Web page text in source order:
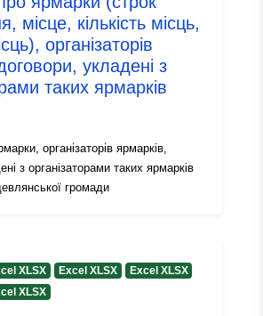
місце, кількість місць,
організаторів
укладені з
таких ярмарків
організаторів ярмарків,
з організаторами таких ярмарків
громади
XLSX Excel XLSX
Excel XLSX
XLSX